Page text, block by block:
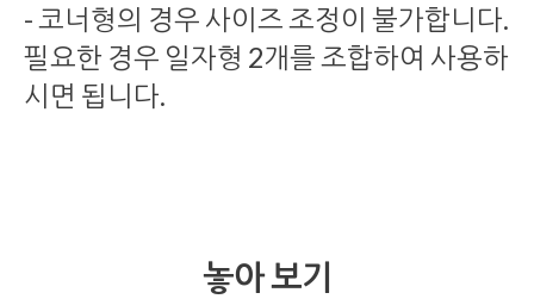
- 코너형의 경우 사이즈 조정이 불가합니다.
필요한 경우 일자형 2개를 조합하여 사용하
시면 됩니다.
놓아 보기